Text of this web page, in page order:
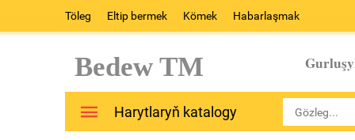
Töleg Eltip bermek Kömek Habarlaşmak
Bedew TM
Harytlaryň katalogy